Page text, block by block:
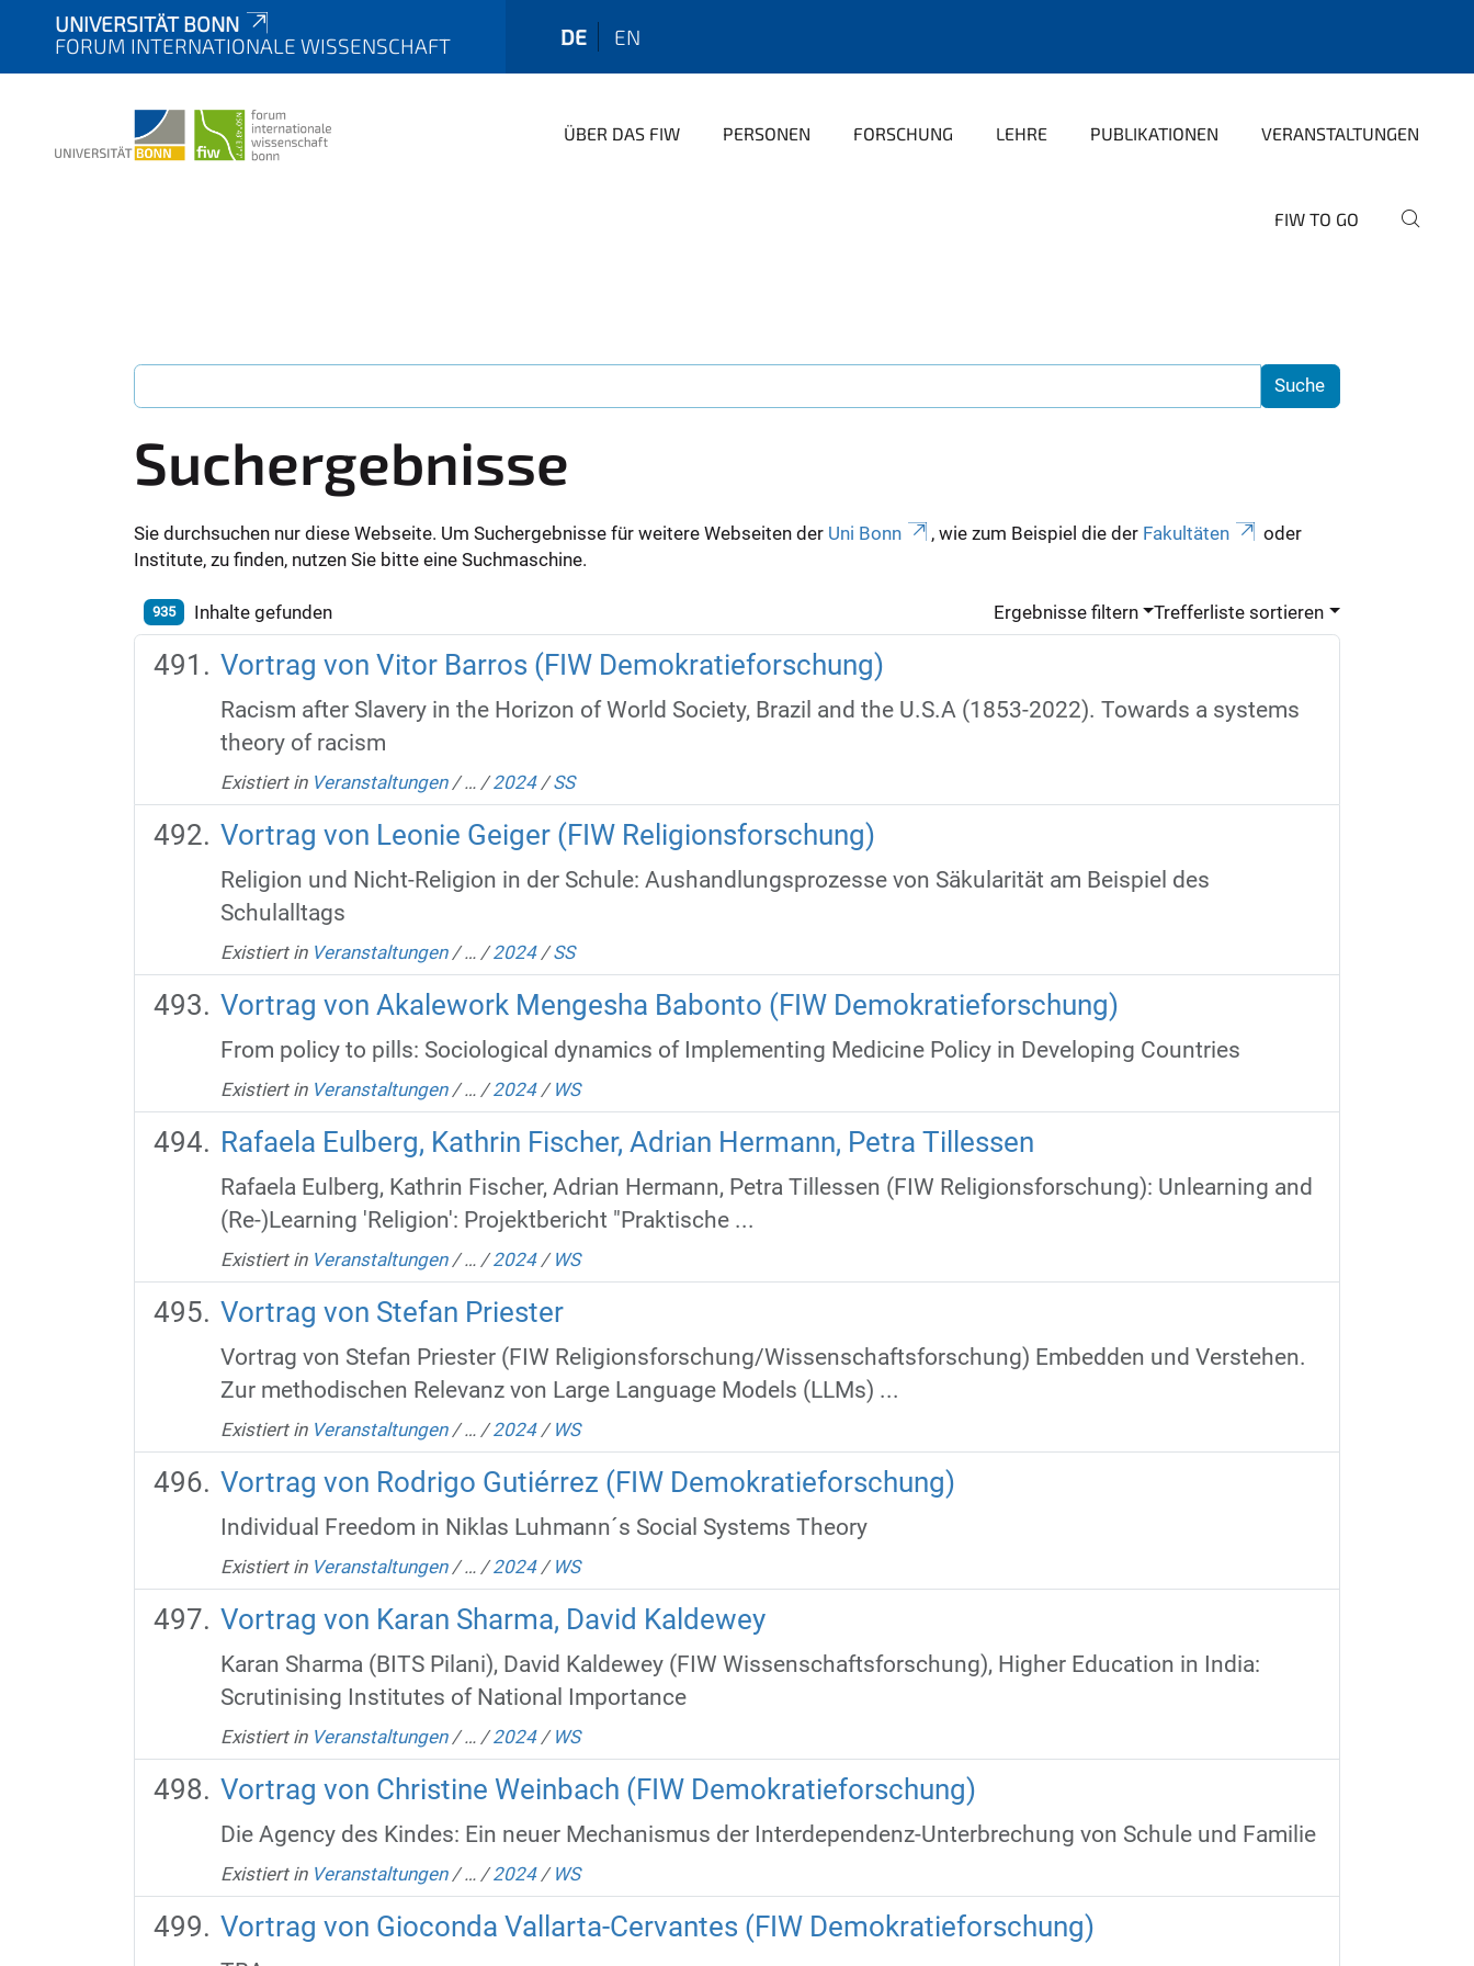
UNIVERSITÄT BONN
FORUM INTERNATIONALE WISSENSCHAFT
DE EN
ÜBER DAS FIW PERSONEN FORSCHUNG LEHRE PUBLIKATIONEN VERANSTALTUNGEN
FIW TO GO
Suchergebnisse
Sie durchsuchen nur diese Webseite. Um Suchergebnisse für weitere Webseiten der Uni Bonn , wie zum Beispiel die der Fakultäten
oder
Institute, zu finden, nutzen Sie bitte eine Suchmaschine.
935 Inhalte gefunden Ergebnisse filtern Trefferliste sortieren
Vortrag von Vitor Barros (FIW Demokratieforschung)
Racism after Slavery in the Horizon of World Society, Brazil and the U.S.A (1853-2022). Towards a systems
theory of racism
Existiert in Veranstaltungen /… /2024 /SS
Vortrag von Leonie Geiger (FIW Religionsforschung)
Religion und Nicht-Religion in der Schule: Aushandlungsprozesse von Säkularität am Beispiel des
Schulalltags
Existiert in Veranstaltungen /… /2024 /SS
Vortrag von Akalework Mengesha Babonto (FIW Demokratieforschung)
From policy to pills: Sociological dynamics of Implementing Medicine Policy in Developing Countries‌‌
Existiert in Veranstaltungen /… /2024 / WS
Rafaela Eulberg, Kathrin Fischer, Adrian Hermann, Petra Tillessen
Rafaela Eulberg, Kathrin Fischer, Adrian Hermann, Petra Tillessen (FIW Religionsforschung): Unlearning and
(Re-)Learning 'Religion': Projektbericht "Praktische ...
Existiert in Veranstaltungen /… /2024 / WS
Vortrag von Stefan Priester
Vortrag von Stefan Priester (FIW Religionsforschung/Wissenschaftsforschung) Embedden und Verstehen.
Zur methodischen Relevanz von Large Language Models (LLMs) ...
Existiert in Veranstaltungen /… /2024 / WS
Vortrag von Rodrigo Gutiérrez (FIW Demokratieforschung)
Individual Freedom in Niklas Luhmann´s Social Systems Theory‌‌‌‌‌‌‌‌‌‌‌‌‌‌‌‌‌‌‌‌‌‌‌‌‌‌‌‌‌‌‌‌‌‌‌‌‌‌‌‌‌
Existiert in Veranstaltungen /… /2024 / WS
Vortrag von Karan Sharma, David Kaldewey
Karan Sharma (BITS Pilani), David Kaldewey (FIW Wissenschaftsforschung), Higher Education in India:
Scrutinising Institutes of National Importance
Existiert in Veranstaltungen /… /2024 / WS
Vortrag von Christine Weinbach (FIW Demokratieforschung)
Die Agency des Kindes: Ein neuer Mechanismus der Interdependenz-Unterbrechung von Schule und Familie
Existiert in Veranstaltungen /… /2024 / WS
Vortrag von Gioconda Vallarta-Cervantes (FIW Demokratieforschung)